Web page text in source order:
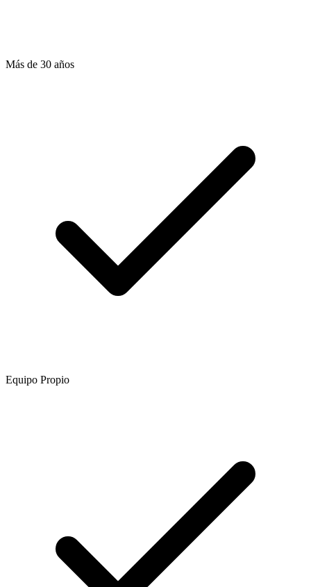
Más de 30 años
Equipo Propio